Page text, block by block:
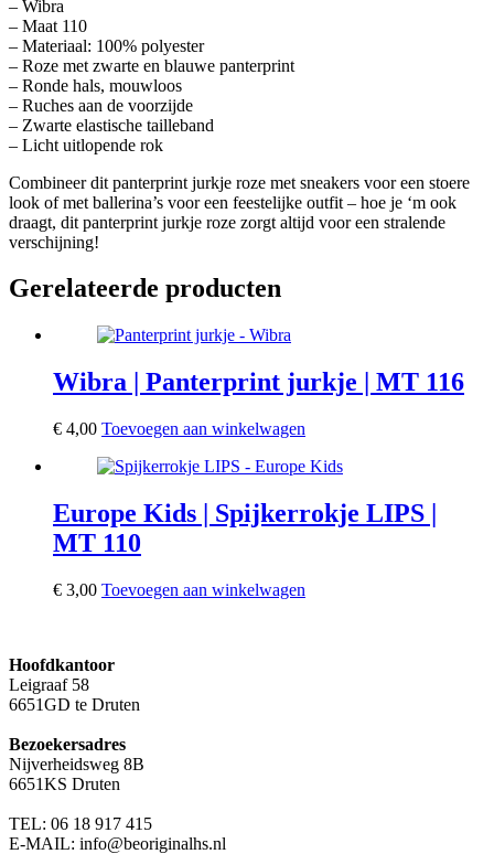
– Wibra
– Maat 110
– Materiaal: 100% polyester
– Roze met zwarte en blauwe panterprint
– Ronde hals, mouwloos
– Ruches aan de voorzijde
– Zwarte elastische tailleband
– Licht uitlopende rok
Combineer dit panterprint jurkje roze met sneakers voor een stoere
look of met ballerina’s voor een feestelijke outfit – hoe je ‘m ook
draagt, dit panterprint jurkje roze zorgt altijd voor een stralende
verschijning!
Gerelateerde producten
Wibra | Panterprint jurkje | MT 116
€ 4,00 Toevoegen aan winkelwagen
Europe Kids | Spijkerrokje LIPS |
MT 110
€ 3,00 Toevoegen aan winkelwagen
Hoofdkantoor
Leigraaf 58
6651GD te Druten
Bezoekersadres
Nijverheidsweg 8B
6651KS Druten
TEL: 06 18 917 415
E-MAIL: info@beoriginalhs.nl